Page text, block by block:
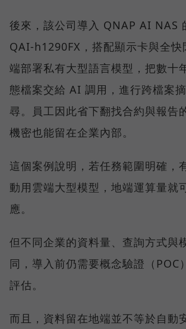
後來，該公司導入 QNAP AI NAS
QAI-h1290FX，搭配顯示卡與全快
端部署私有大型語言模型，把數十
態檔案交給 AI 調用，進行跨檔案
尋。員工因此省下翻找合約與報告
機密也能留在企業內部。
這個案例說明，若任務範圍明確，
動用雲端大型模型，地端運算量就
應。
但不同企業的資料量、查詢方式與
同，導入前仍需要概念驗證（POC
評估。
而且，資料留在地端並不等於自動